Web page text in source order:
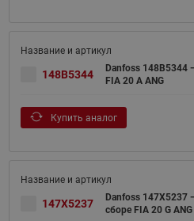
148B5344
Danfoss 148B5344
FIA 20 A ANG
Купить аналог
147X5237
Danfoss 147X5237
сборе FIA 20 G ANG